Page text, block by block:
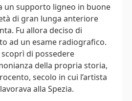
un supporto ligneo in buone
di gran lunga anteriore
Fu allora deciso di
ad un esame radiografico.
di possedere
della propria storia,
secolo in cui l’artista
alla Spezia.